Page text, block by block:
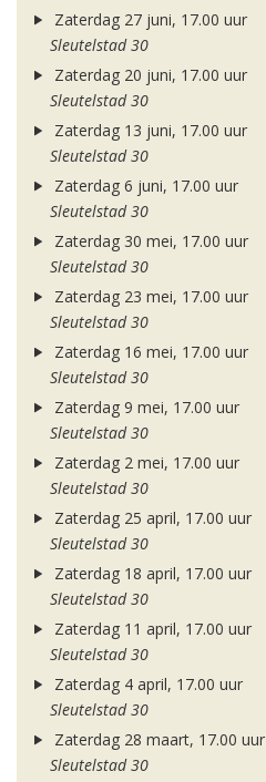
Zaterdag 27 juni, 17.00 uur
Sleutelstad 30
Zaterdag 20 juni, 17.00 uur
Sleutelstad 30
Zaterdag 13 juni, 17.00 uur
Sleutelstad 30
Zaterdag 6 juni, 17.00 uur
Sleutelstad 30
Zaterdag 30 mei, 17.00 uur
Sleutelstad 30
Zaterdag 23 mei, 17.00 uur
Sleutelstad 30
Zaterdag 16 mei, 17.00 uur
Sleutelstad 30
Zaterdag 9 mei, 17.00 uur
Sleutelstad 30
Zaterdag 2 mei, 17.00 uur
Sleutelstad 30
Zaterdag 25 april, 17.00 uur
Sleutelstad 30
Zaterdag 18 april, 17.00 uur
Sleutelstad 30
Zaterdag 11 april, 17.00 uur
Sleutelstad 30
Zaterdag 4 april, 17.00 uur
Sleutelstad 30
Zaterdag 28 maart, 17.00 uur
Sleutelstad 30